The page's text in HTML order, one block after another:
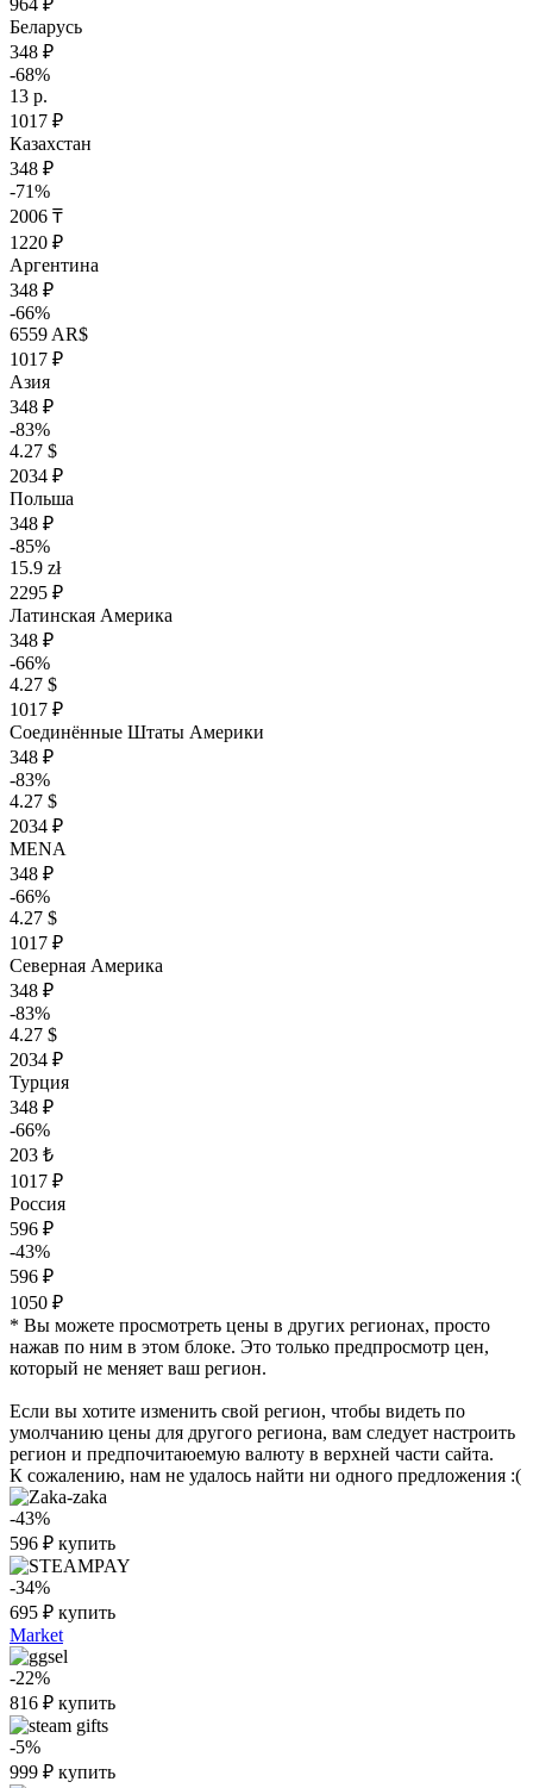
964 ₽
Беларусь
348 ₽
-68%
13 р.
1017 ₽
Казахстан
348 ₽
-71%
2006 ₸
1220 ₽
Аргентина
348 ₽
-66%
6559 AR$
1017 ₽
Азия
348 ₽
-83%
4.27 $
2034 ₽
Польша
348 ₽
-85%
15.9 zł
2295 ₽
Латинская Америка
348 ₽
-66%
4.27 $
1017 ₽
Соединённые Штаты Америки
348 ₽
-83%
4.27 $
2034 ₽
MENA
348 ₽
-66%
4.27 $
1017 ₽
Северная Америка
348 ₽
-83%
4.27 $
2034 ₽
Турция
348 ₽
-66%
203 ₺
1017 ₽
Россия
596 ₽
-43%
596 ₽
1050 ₽
* Вы можете просмотреть цены в других регионах, просто
нажав по ним в этом блоке. Это только предпросмотр цен,
который не меняет ваш регион.
Если вы хотите изменить свой регион, чтобы видеть по
умолчанию цены для другого региона, вам следует настроить
регион и предпочитаюемую валюту в верхней части сайта.
К сожалению, нам не удалось найти ни одного предложения :(
-43%
596 ₽ купить
-34%
695 ₽ купить
Market
-22%
816 ₽ купить
-5%
999 ₽ купить